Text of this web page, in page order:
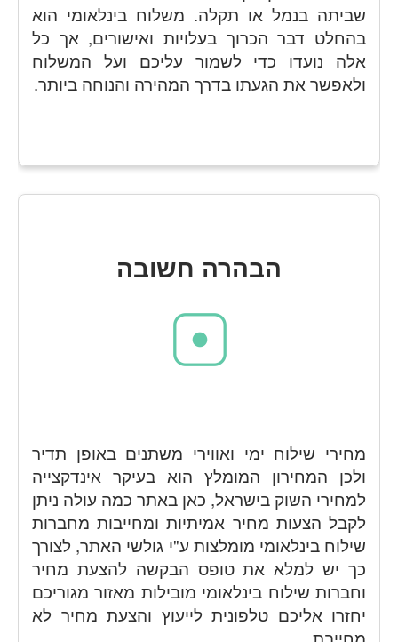
שביתה בנמל או תקלה. משלוח בינלאומי הוא
בהחלט דבר הכרוך בעלויות ואישורים, אך כל
אלה נועדו כדי לשמור עליכם ועל המשלוח
ולאפשר את הגעתו בדרך המהירה והנוחה ביותר.
הבהרה חשובה
מחירי שילוח ימי ואווירי משתנים באופן תדיר
ולכן המחירון המומלץ הוא בעיקר אינדקצייה
למחירי השוק בישראל, כאן באתר כמה עולה ניתן
לקבל הצעות מחיר אמיתיות ומחייבות מחברות
שילוח בינלאומי מומלצות ע"י גולשי האתר, לצורך
כך יש למלא את טופס הבקשה להצעת מחיר
וחברות שילוח בינלאומי מובילות מאזור מגוריכם
יחזרו אליכם טלפונית לייעוץ והצעת מחיר לא
מחייבת.